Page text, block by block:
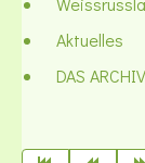
Aktuelles
DAS ARCHIV